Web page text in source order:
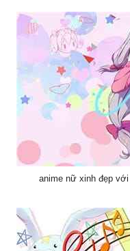
anime nữ xinh đẹp